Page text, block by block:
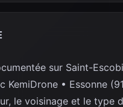
sur Saint-
KemiDrone • Essonne
le voisinage et le type